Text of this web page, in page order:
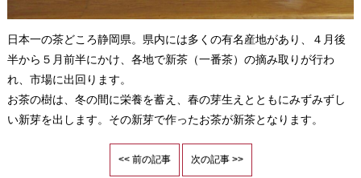
日本一の茶どころ静岡県。県内には多くの有名産地があり、４月後
半から５月前半にかけ、各地で新茶（一番茶）の摘み取りが行わ
れ、市場に出回ります。
お茶の樹は、冬の間に栄養を蓄え、春の芽生えとともにみずみずし
い新芽を出します。その新芽で作ったお茶が新茶となります。
<< 前の記事 次の記事 >>